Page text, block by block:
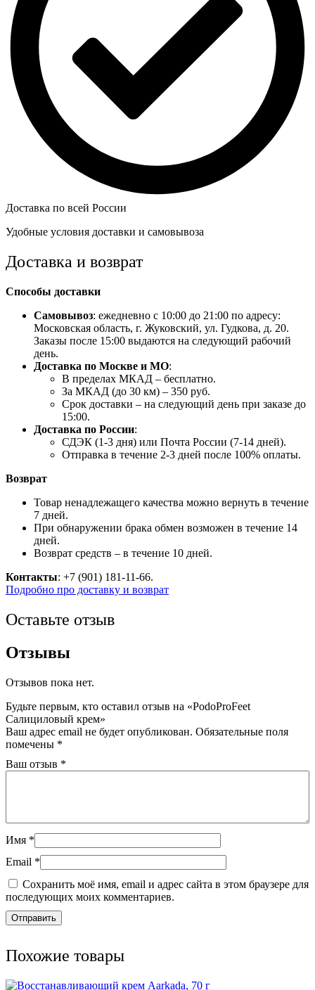
Доставка по всей России
Удобные условия доставки и самовывоза
Доставка и возврат
Способы доставки
Самовывоз: ежедневно с 10:00 до 21:00 по адресу:
Московская область, г. Жуковский, ул. Гудкова, д. 20.
Заказы после 15:00 выдаются на следующий рабочий
день.
Доставка по Москве и МО:
В пределах МКАД – бесплатно.
За МКАД (до 30 км) – 350 руб.
Срок доставки – на следующий день при заказе до
15:00.
Доставка по России:
СДЭК (1-3 дня) или Почта России (7-14 дней).
Отправка в течение 2-3 дней после 100% оплаты.
Возврат
Товар ненадлежащего качества можно вернуть в течение
7 дней.
При обнаружении брака обмен возможен в течение 14
дней.
Возврат средств – в течение 10 дней.
Контакты: +7 (901) 181-11-66.
Подробно про доставку и возврат
Оставьте отзыв
Отзывы
Отзывов пока нет.
Будьте первым, кто оставил отзыв на «PodoProFeet
Салициловый крем»
Ваш адрес email не будет опубликован. Обязательные поля
помечены *
Ваш отзыв *
Имя *
Email *
Сохранить моё имя, email и адрес сайта в этом браузере для
последующих моих комментариев.
Похожие товары